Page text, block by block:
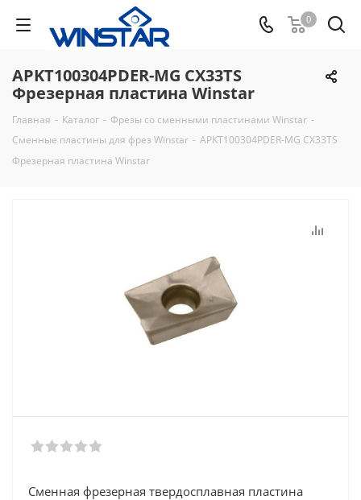
0
APKT100304PDER-MG CX33TS
Фрезерная пластина Winstar
Главная - Каталог - Фрезы со сменными пластинами Winstar -
Сменные пластины для фрез Winstar - APKT100304PDER-MG CX33TS
Фрезерная пластина Winstar
Сменная фрезерная твердосплавная пластина